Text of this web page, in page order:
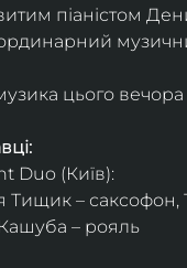
піаністом
цього
Duo (Київ):
Тищик –
– рояль